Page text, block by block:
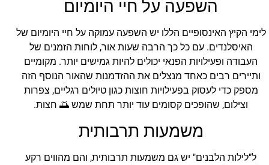
השפעה על חיי היומיום
לימי הקיץ האינסופיים הללו יש השפעה עמוקה על חיי היומיום של
האיסלנדים. עם כל כך הרבה שעות אור, לוחות הזמנים של
העבודה ופעילויות הפנאי יכולים להיות גמישים יותר. מקומיים
ותיירים רבים כאחד מנצלים את ההזדמנות שהאור הנוסף הזה
מספק כדי לעסוק בפעילויות חוצות כגון טיולים רגליים, צפרות
וצילום, שהופכים קסומים עוד יותר תחת שמש 🌅 חצות.
משמעות תרבותית
ל"לילות הלבנים" יש גם משמעות תרבותית, והם מהווים רקע